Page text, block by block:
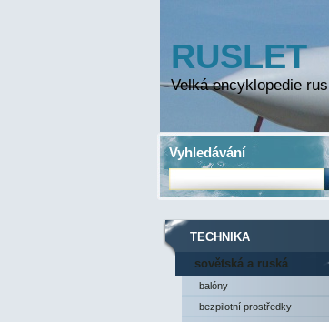
RUSLET
Velká encyklopedie
TECHNIKA
sovětská a ruská
technika
balóny
bezpilotní prostředky
Vyhledávání